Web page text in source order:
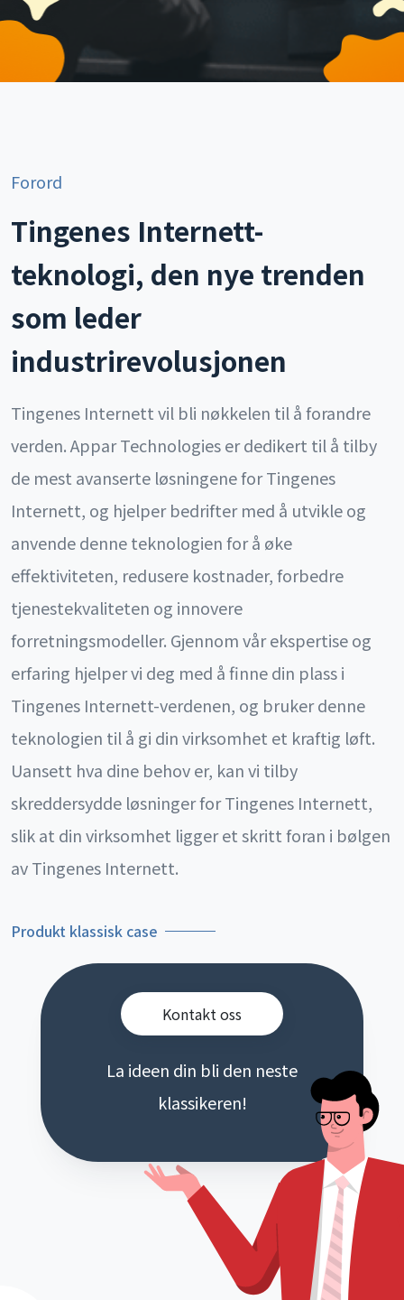
Forord
Tingenes Internett-
teknologi, den nye trenden
som leder
industrirevolusjonen
Tingenes Internett vil bli nøkkelen til å forandre
verden. Appar Technologies er dedikert til å tilby
de mest avanserte løsningene for Tingenes
Internett, og hjelper bedrifter med å utvikle og
anvende denne teknologien for å øke
effektiviteten, redusere kostnader, forbedre
tjenestekvaliteten og innovere
forretningsmodeller. Gjennom vår ekspertise og
erfaring hjelper vi deg med å finne din plass i
Tingenes Internett-verdenen, og bruker denne
teknologien til å gi din virksomhet et kraftig løft.
Uansett hva dine behov er, kan vi tilby
skreddersydde løsninger for Tingenes Internett,
slik at din virksomhet ligger et skritt foran i bølgen
av Tingenes Internett.
Produkt klassisk case
Kontakt oss
La ideen din bli den neste
klassikeren!